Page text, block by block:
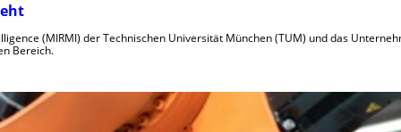
(MIRMI) der Technischen Universität München (TUM) und das
Bereich.